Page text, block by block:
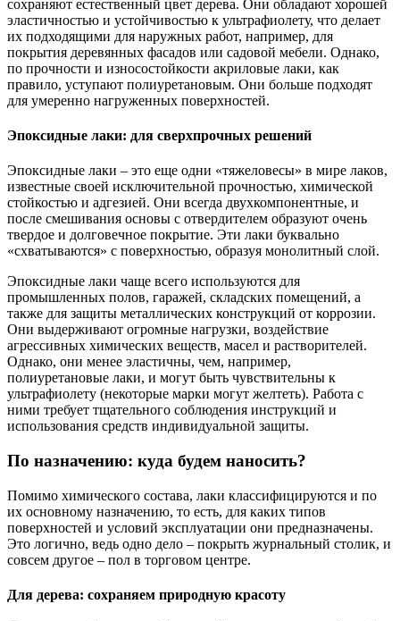
сохраняют естественный цвет дерева. Они обладают хорошей
эластичностью и устойчивостью к ультрафиолету, что делает
их подходящими для наружных работ, например, для
покрытия деревянных фасадов или садовой мебели. Однако,
по прочности и износостойкости акриловые лаки, как
правило, уступают полиуретановым. Они больше подходят
для умеренно нагруженных поверхностей.
Эпоксидные лаки: для сверхпрочных решений
Эпоксидные лаки – это еще одни «тяжеловесы» в мире лаков,
известные своей исключительной прочностью, химической
стойкостью и адгезией. Они всегда двухкомпонентные, и
после смешивания основы с отвердителем образуют очень
твердое и долговечное покрытие. Эти лаки буквально
«схватываются» с поверхностью, образуя монолитный слой.
Эпоксидные лаки чаще всего используются для
промышленных полов, гаражей, складских помещений, а
также для защиты металлических конструкций от коррозии.
Они выдерживают огромные нагрузки, воздействие
агрессивных химических веществ, масел и растворителей.
Однако, они менее эластичны, чем, например,
полиуретановые лаки, и могут быть чувствительны к
ультрафиолету (некоторые марки могут желтеть). Работа с
ними требует тщательного соблюдения инструкций и
использования средств индивидуальной защиты.
По назначению: куда будем наносить?
Помимо химического состава, лаки классифицируются и по
их основному назначению, то есть, для каких типов
поверхностей и условий эксплуатации они предназначены.
Это логично, ведь одно дело – покрыть журнальный столик, и
совсем другое – пол в торговом центре.
Для дерева: сохраняем природную красоту